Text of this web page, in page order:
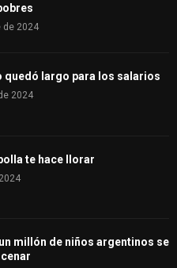
de 2024
quedó largo para los salarios
2024
te hace llorar
millón de niños argentinos se